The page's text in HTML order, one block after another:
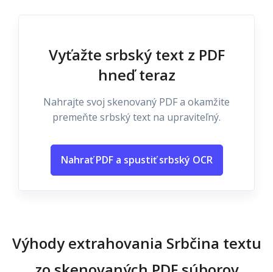
Vyťažte srbský text z PDF
hneď teraz
Nahrajte svoj skenovaný PDF a okamžite
premeňte srbský text na upraviteľný.
Nahrať PDF a spustiť srbský OCR
Výhody extrahovania Srbčina textu